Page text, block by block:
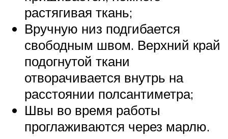
растягивая ткань;
Вручную низ подгибается
свободным швом. Верхний край
подогнутой ткани
отворачивается внутрь на
расстоянии полсантиметра;
Швы во время работы
проглаживаются через марлю.